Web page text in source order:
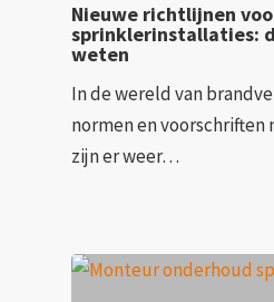
Nieuwe richtlijnen
sprinklerinstallaties:
weten
In de wereld van
normen en voorschriften
zijn er weer…